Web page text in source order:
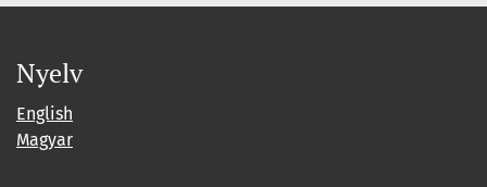
Nyelv
English
Magyar